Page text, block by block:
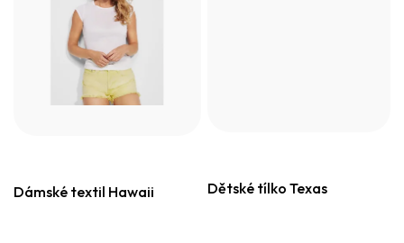
Dámské textil Hawaii Dětské tílko Texas